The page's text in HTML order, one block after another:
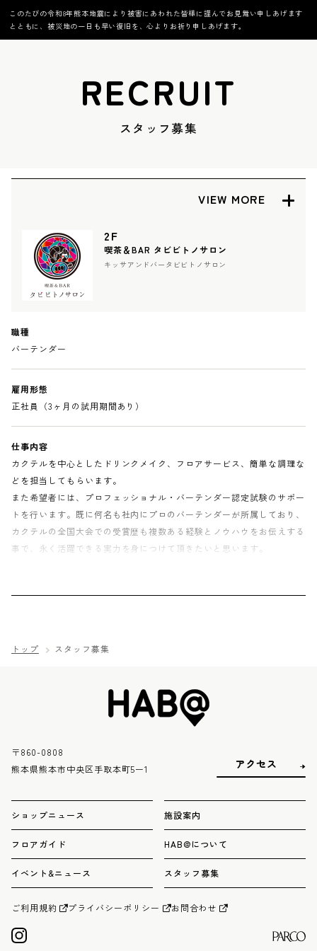
このたびの令和8年熊本地震により被害にあわれた皆様に謹んでお見舞い申しあげます
とともに、被災地の一日も早い復旧を、心よりお祈り申しあげます。
RECRUIT
スタッフ募集
2F
喫茶＆BAR タビビトノサロン
キッサアンドバータビビトノサロン
職種
バーテンダー
雇用形態
正社員（3ヶ月の試用期間あり）
仕事内容
カクテルを中心としたドリンクメイク、フロアサービス、簡単な調理な
どを担当してもらいます。
また希望者には、プロフェッショナル・バーテンダー認定試験のサポー
トを行います。既に何名も社内にプロのバーテンダーが所属しており、
カクテルの全国大会での受賞歴も複数ある経験とノウハウをお伝えする
事で、永く活躍できる実力を身につけて頂きたいと思います。
早番9:00〜、遅番14:00〜、いずれも賄い休憩1hあり
休みは週1日、年2回の連休
勤務地
喫茶&BARタビビトノサロン（HAB@2F）
資格・経験
特になし。
待遇
社会保険完備
備考
トップ スタッフ募集
〒860-0808
熊本県熊本市中央区手取本町5ー1
アクセス
ショップニュース
フロアガイド
イベント&ニュース
施設案内
HAB@について
スタッフ募集
ご利用規約 プライバシーポリシー お問合わせ